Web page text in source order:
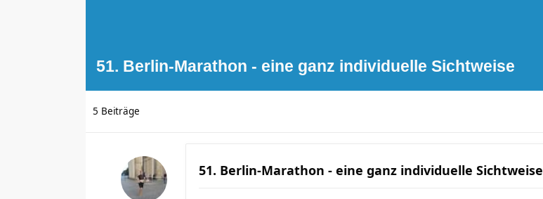
51. Berlin-Marathon - eine ganz individuelle Sichtweise
5 Beiträge
51. Berlin-Marathon - eine ganz individuelle Sichtweise